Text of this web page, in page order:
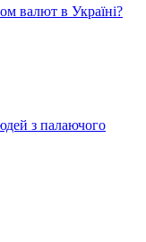
валют в Україні?
з палаючого